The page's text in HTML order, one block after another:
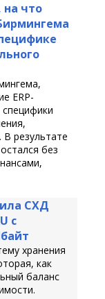
что
ERP-
результате
без
СХД
с
хранения
как
баланс